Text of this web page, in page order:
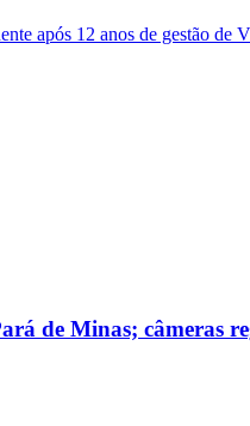
após 12 anos de gestão de
de Minas; câmeras